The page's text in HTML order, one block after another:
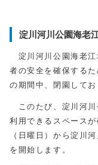
淀川河川公園海老
淀川河川公園海老江
者の安全を確保する
の期間中、閉園してお
このたび、淀川河川
利用できるスペース
（日曜日）から淀川
を開始します。